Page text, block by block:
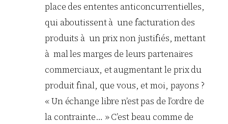
place des ententes anticoncurrentielles,
qui aboutissent à une facturation des
produits à un prix non justifiés, mettant
à mal les marges de leurs partenaires
commerciaux, et augmentant le prix du
produit final, que vous, et moi, payons ?
« Un échange libre n’est pas de l’ordre de
la contrainte… » C’est beau comme de